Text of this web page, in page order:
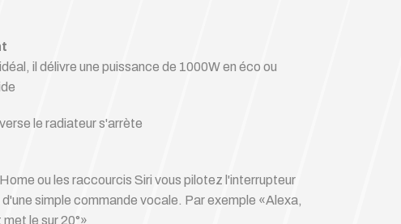
il délivre une puissance de 1000W en éco ou
le radiateur s'arrète
ou les raccourcis Siri vous pilotez l'interrupteur
simple commande vocale. Par exemple «Alexa,
le sur 20°»